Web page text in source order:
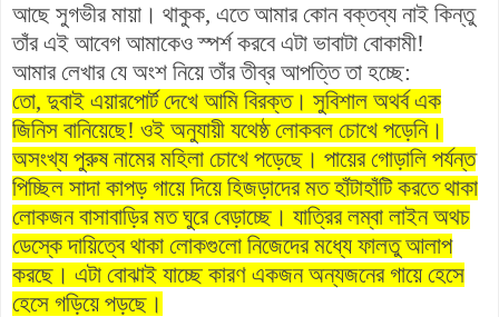
আছে সুগভীর মায়া। থাকুক, এতে আমার কোন বক্তব্য নাই কিন্তু
তাঁর এই আবেগ আমাকেও স্পর্শ করবে এটা ভাবাটা বোকামী!
আমার লেখার যে অংশ নিয়ে তাঁর তীব্র আপত্তি তা হচ্ছে:
তো, দুবাই এয়ারপোর্ট দেখে আমি বিরক্ত। সুবিশাল অথর্ব এক
জিনিস বানিয়েছে! ওই অনুযায়ী যথেষ্ঠ লোকবল চোখে পড়েনি।
অসংখ্য পুরুষ নামের মহিলা চোখে পড়েছে। পায়ের গোড়ালি পর্যন্ত
পিচ্ছিল সাদা কাপড় গায়ে দিয়ে হিজড়াদের মত হাঁটাহাঁটি করতে থাকা
লোকজন বাসাবাড়ির মত ঘুরে বেড়াচ্ছে। যাত্রির লম্বা লাইন অথচ
ডেস্কে দায়িত্বে থাকা লোকগুলো নিজেদের মধ্যে ফালতু আলাপ
করছে। এটা বোঝাই যাচ্ছে কারণ একজন অন্যজনের গায়ে হেসে
হেসে গড়িয়ে পড়ছে।